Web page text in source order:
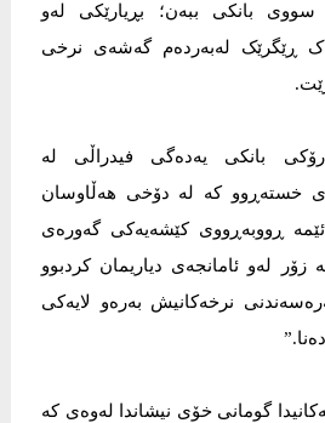
سووی بانکی ببەن؛ بڕیارێکی لەو
ڕێگرێک لەبەردەم گەشەی نرخی
بانکی یەدەگی فیدراڵی لە
خستەڕوو کە لە دۆخی هەڵاوسان
“ئێمە ڕووبەڕووی کێشەیەکی گەورەی
زۆر لەو ئامانجەی دیاریمان کردبوو
نرخەکانیش بەرەو لایەکی
گومانی خۆی نیشاندا لەوەی کە